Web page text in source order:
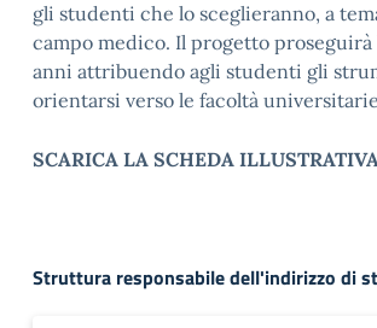
gli studenti che lo sceglieranno, a
campo medico. Il progetto
anni attribuendo agli studenti gli
orientarsi verso le facoltà
SCARICA LA SCHEDA
Struttura responsabile dell'indirizzo di